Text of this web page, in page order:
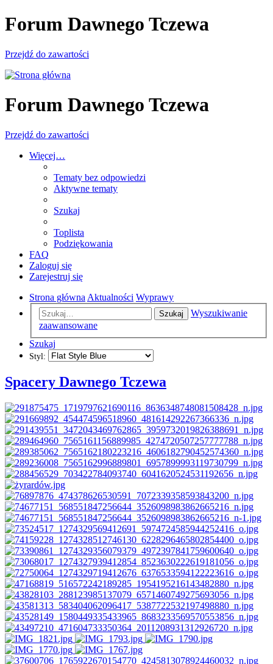
Forum Dawnego Tczewa
Przejdź do zawartości
Forum Dawnego Tczewa
Przejdź do zawartości
Więcej…
Tematy bez odpowiedzi
Aktywne tematy
Szukaj
Toplista
Podziękowania
FAQ
Zaloguj się
Zarejestruj się
Strona główna Aktualności Wyprawy
Szukaj
Wyszukiwanie
zaawansowane
Szukaj
Styl:
Spacery Dawnego Tczewa